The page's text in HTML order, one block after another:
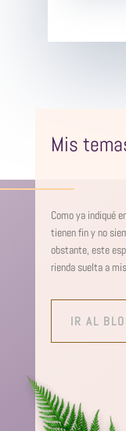
Mis
Como ya indiqué
tienen fin y no
obstante, este
rienda suelta a
IR AL